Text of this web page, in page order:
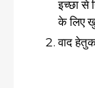
इच्छा से
के लिए
वाद हेतुक